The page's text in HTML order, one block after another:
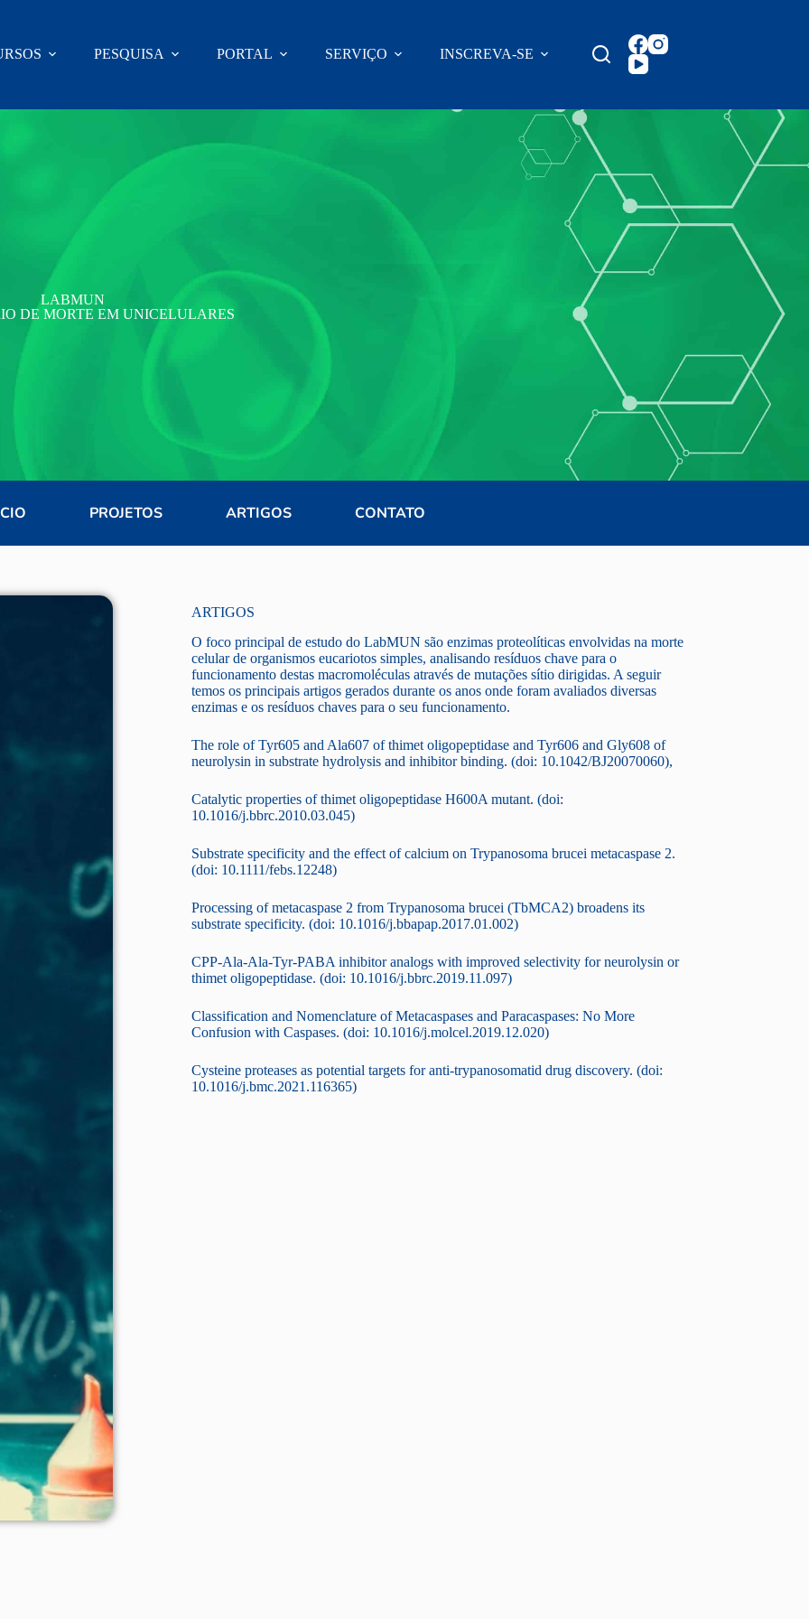
PESQUISA PORTAL SERVIÇO INSCREVA-SE
LABMUN
DE MORTE EM UNICELULARES
PROJETOS ARTIGOS CONTATO
ARTIGOS
O foco principal de estudo do LabMUN são enzimas proteolíticas envolvidas na morte
celular de organismos eucariotos simples, analisando resíduos chave para o
funcionamento destas macromoléculas através de mutações sítio dirigidas. A seguir
temos os principais artigos gerados durante os anos onde foram avaliados diversas
enzimas e os resíduos chaves para o seu funcionamento.
The role of Tyr605 and Ala607 of thimet oligopeptidase and Tyr606 and Gly608 of
neurolysin in substrate hydrolysis and inhibitor binding. (doi: 10.1042/BJ20070060),
Catalytic properties of thimet oligopeptidase H600A mutant. (doi:
10.1016/j.bbrc.2010.03.045)
Substrate specificity and the effect of calcium on Trypanosoma brucei metacaspase 2.
(doi: 10.1111/febs.12248)
Processing of metacaspase 2 from Trypanosoma brucei (TbMCA2) broadens its
substrate specificity. (doi: 10.1016/j.bbapap.2017.01.002)
CPP-Ala-Ala-Tyr-PABA inhibitor analogs with improved selectivity for neurolysin or
thimet oligopeptidase. (doi: 10.1016/j.bbrc.2019.11.097)
Classification and Nomenclature of Metacaspases and Paracaspases: No More
Confusion with Caspases. (doi: 10.1016/j.molcel.2019.12.020)
Cysteine proteases as potential targets for anti-trypanosomatid drug discovery. (doi:
10.1016/j.bmc.2021.116365)